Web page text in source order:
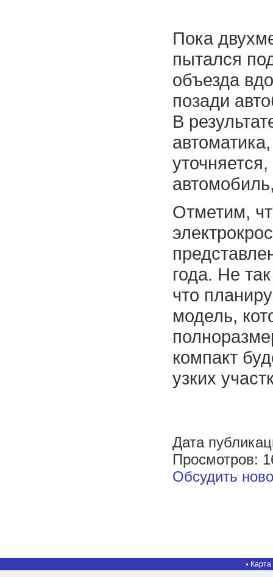
Пока
пытался
объезда
позади
В
Отметим,
года. Не
что
модель,
компакт
узких
Дата
Просмотров:
Обсудить
Карта